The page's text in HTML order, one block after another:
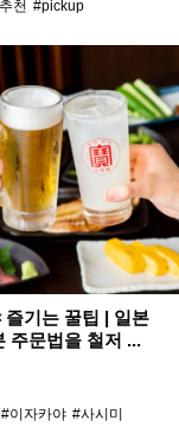
천 #pickup
즐기는 꿀팁 | 일본
주문법을 철저 ...
#이자카야 #사시미